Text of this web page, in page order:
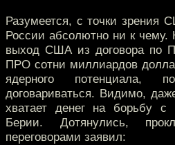
Разумеется, с точки зрения
России абсолютно ни к чему.
выход США из договора по
ПРО сотни миллиардов
ядерного потенциала,
договариваться. Видимо,
хватает денег на борьбу
Берии. Дотянулись,
переговорами заявил: